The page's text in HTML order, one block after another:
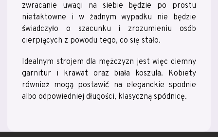
zwracanie uwagi na siebie będzie po prostu
nietaktowne i w żadnym wypadku nie będzie
świadczyło o szacunku i zrozumieniu osób
cierpiących z powodu tego, co się stało.
Idealnym strojem dla mężczyzn jest więc ciemny
garnitur i krawat oraz biała koszula. Kobiety
również mogą postawić na eleganckie spodnie
albo odpowiedniej długości, klasyczną spódnicę.